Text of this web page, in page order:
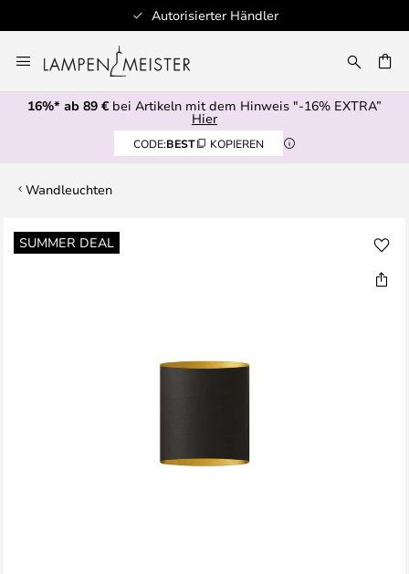
Autorisierter Händler
Inhalt
springen
16%* ab 89 € bei Artikeln mit dem Hinweis "-16% EXTRA”
Hier
CODE:BEST KOPIEREN
Wandleuchten
SUMMER DEAL
Zum
Ende